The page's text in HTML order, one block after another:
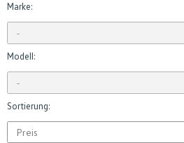
Marke:
Modell:
Sortierung: